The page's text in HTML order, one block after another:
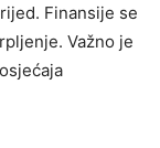
Finansije se
Važno je